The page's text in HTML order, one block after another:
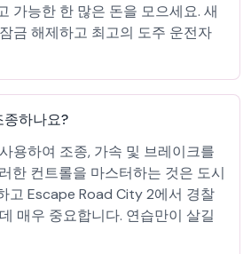
가능한 한 많은 돈을 모으세요. 새
금 해제하고 최고의 도주 운전자
종하나요?
용하여 조종, 가속 및 브레이크를
한 컨트롤을 마스터하는 것은 도시
고 Escape Road City 2에서 경찰
매우 중요합니다. 연습만이 살길